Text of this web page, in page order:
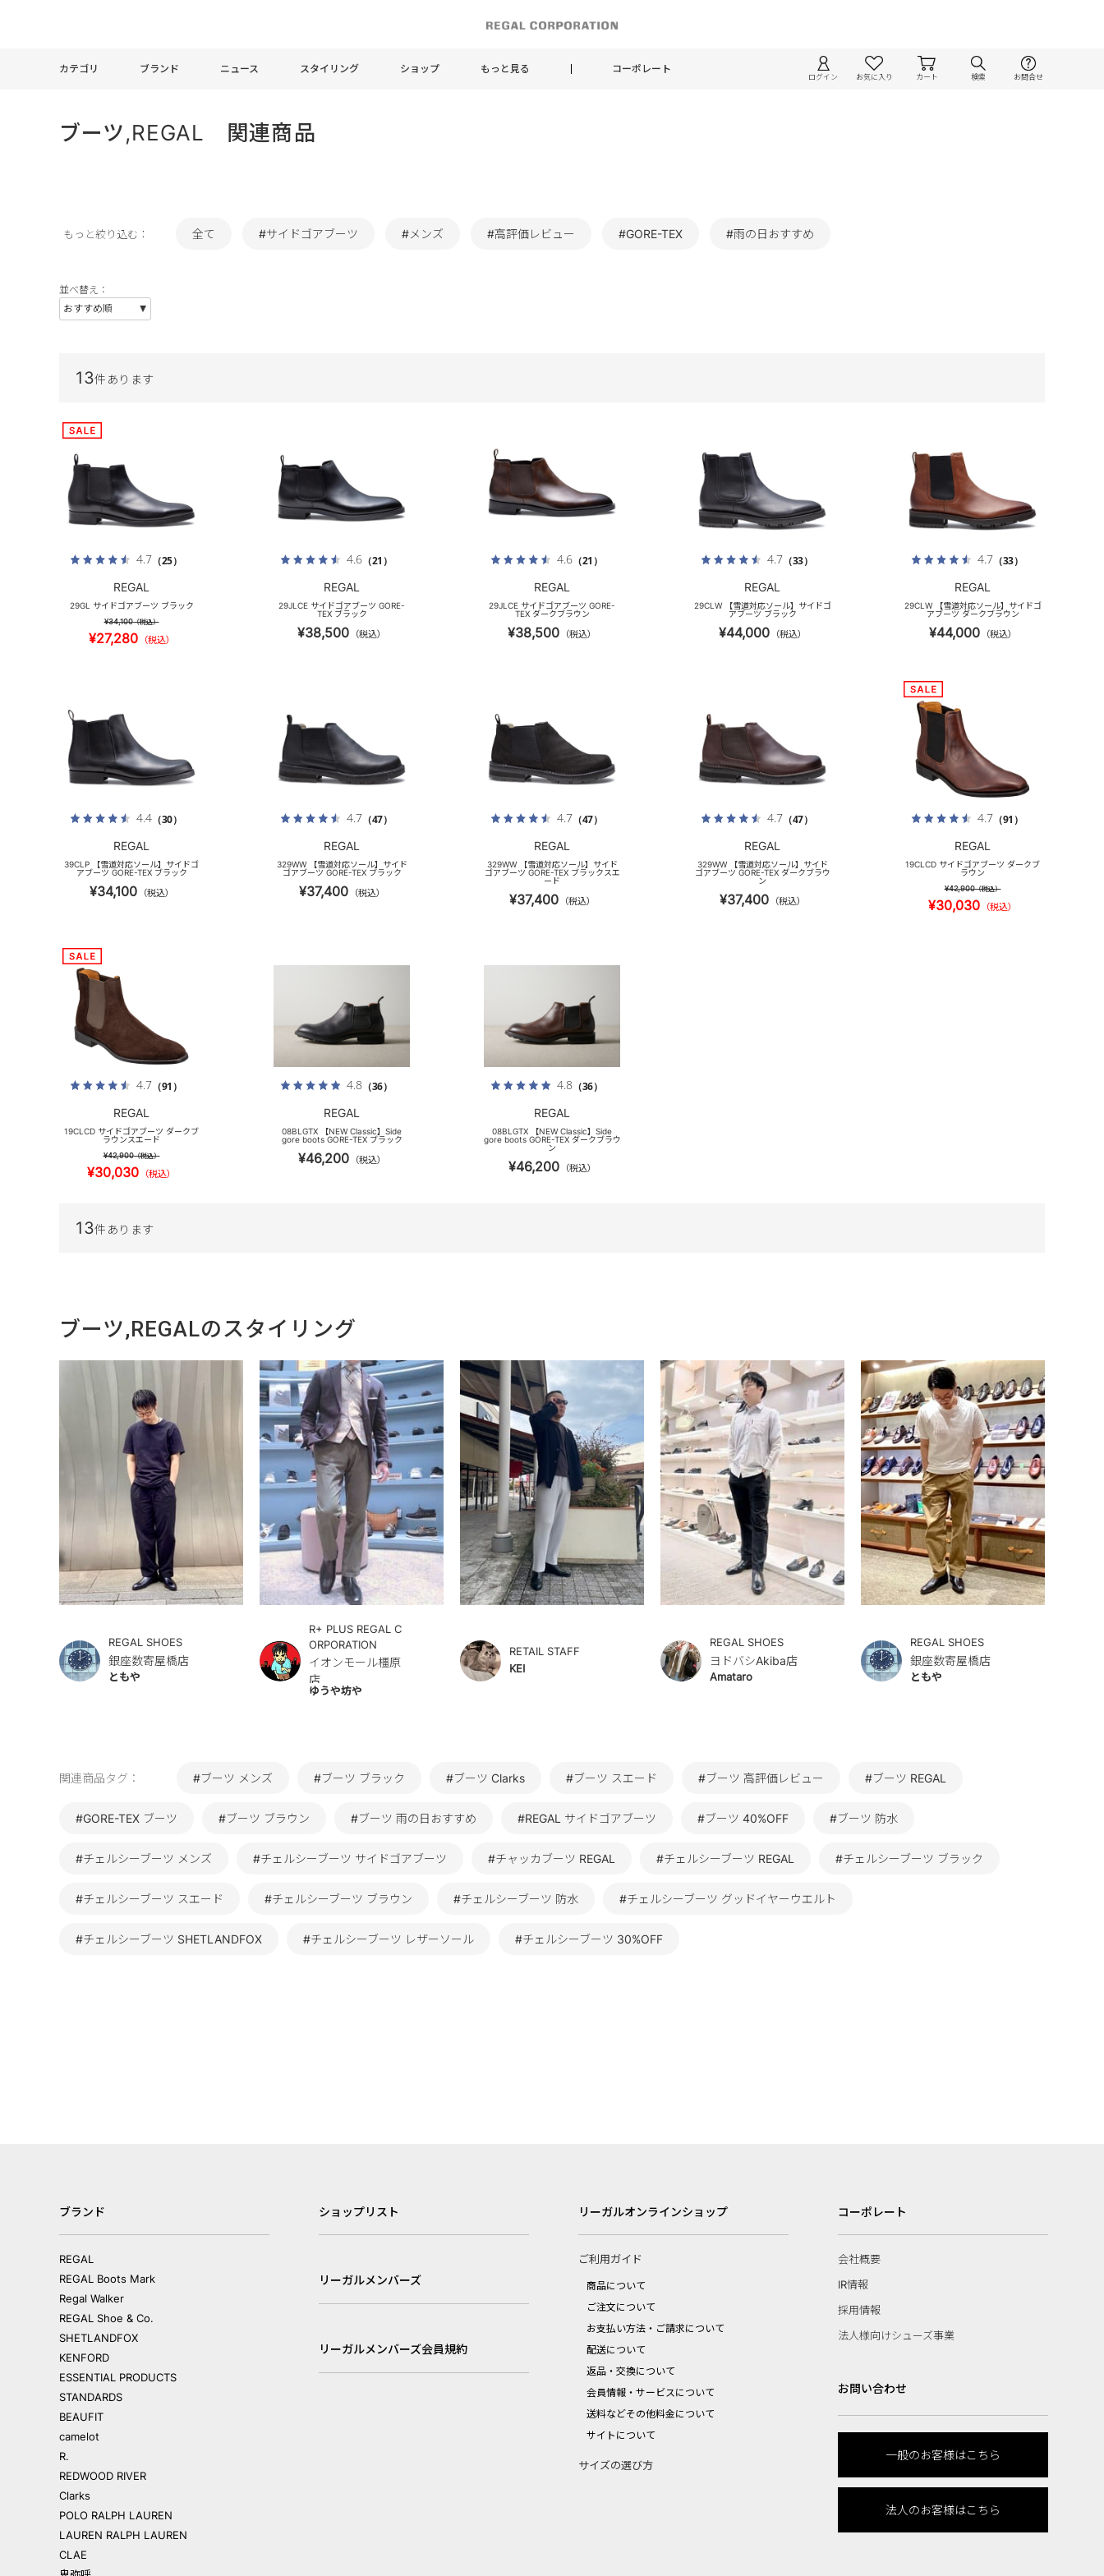
カテゴリ ブランド ニュース スタイリング ショップ もっと見る コーポレート
ログイン お気に入り カート 検索 お問合せ
ブーツ,REGAL 関連商品
もっと絞り込む： 全て #サイドゴアブーツ #メンズ #高評価レビュー #GORE-TEX #雨の日おすすめ
並べ替え：
13件あります
4.7（25）
REGAL
29GL サイドゴアブーツ ブラック
¥34,100（税込）
¥27,280 （税込）
4.6（21）
REGAL
29JLCE サイドゴアブーツ GORE-
TEX ブラック
¥38,500 （税込）
4.6（21）
REGAL
29JLCE サイドゴアブーツ GORE-
TEX ダークブラウン
¥38,500 （税込）
4.7（33）
REGAL
29CLW 【雪道対応ソール】サイドゴ
アブーツ ブラック
¥44,000 （税込）
4.7（33）
REGAL
29CLW 【雪道対応ソール】サイドゴ
アブーツ ダークブラウン
¥44,000 （税込）
4.4（30）
REGAL
39CLP 【雪道対応ソール】サイドゴ
アブーツ GORE-TEX ブラック
¥34,100 （税込）
4.7（47）
REGAL
329WW 【雪道対応ソール】サイド
ゴアブーツ GORE-TEX ブラック
¥37,400 （税込）
4.7（47）
REGAL
329WW 【雪道対応ソール】サイド
ゴアブーツ GORE-TEX ブラックスエ
ード
¥37,400 （税込）
4.7（47）
REGAL
329WW 【雪道対応ソール】サイド
ゴアブーツ GORE-TEX ダークブラウ
ン
¥37,400 （税込）
4.7（91）
REGAL
19CLCD サイドゴアブーツ ダークブ
ラウン
¥42,900（税込）
¥30,030 （税込）
4.7（91）
REGAL
19CLCD サイドゴアブーツ ダークブ
ラウンスエード
¥42,900（税込）
¥30,030 （税込）
4.8 （36）
REGAL
08BLGTX 【NEW Classic】Side
gore boots GORE-TEX ブラック
¥46,200 （税込）
4.8 （36）
REGAL
08BLGTX 【NEW Classic】Side
gore boots GORE-TEX ダークブラウ
ン
¥46,200 （税込）
13件あります
ブーツ,REGALのスタイリング
REGAL SHOES
銀座数寄屋橋店
ともや
R+ PLUS REGAL C
ORPORATION
イオンモール橿原
店
ゆうや坊や
RETAIL STAFF
KEI
REGAL SHOES
ヨドバシAkiba店
Amataro
REGAL SHOES
銀座数寄屋橋店
ともや
関連商品タグ： #ブーツ メンズ #ブーツ ブラック #ブーツ Clarks #ブーツ スエード #ブーツ 高評価レビュー #ブーツ REGAL
#GORE-TEX ブーツ #ブーツ ブラウン #ブーツ 雨の日おすすめ #REGAL サイドゴアブーツ #ブーツ 40%OFF #ブーツ 防水
#チェルシーブーツ メンズ #チェルシーブーツ サイドゴアブーツ #チャッカブーツ REGAL #チェルシーブーツ REGAL #チェルシーブーツ ブラック
#チェルシーブーツ スエード #チェルシーブーツ ブラウン #チェルシーブーツ 防水 #チェルシーブーツ グッドイヤーウエルト
#チェルシーブーツ SHETLANDFOX #チェルシーブーツ レザーソール #チェルシーブーツ 30%OFF
ブランド
REGAL
REGAL Boots Mark
Regal Walker
REGAL Shoe & Co.
SHETLANDFOX
KENFORD
ESSENTIAL PRODUCTS
STANDARDS
BEAUFIT
camelot
R.
REDWOOD RIVER
Clarks
POLO RALPH LAUREN
LAUREN RALPH LAUREN
CLAE
ショップリスト
リーガルメンバーズ
リーガルメンバーズ会員規約
リーガルオンラインショップ
ご利用ガイド
商品について
ご注文について
お支払い方法・ご請求について
配送について
返品・交換について
会員情報・サービスについて
送料などその他料金について
サイトについて
サイズの選び方
コーポレート
会社概要
IR情報
採用情報
法人様向けシューズ事業
お問い合わせ
一般のお客様はこちら
法人のお客様はこちら